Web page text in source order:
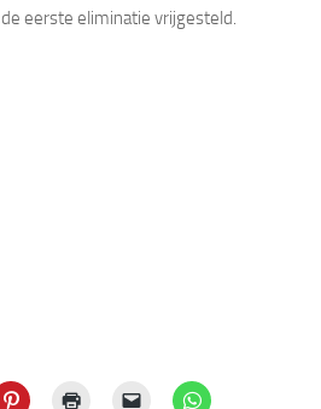
eerste eliminatie vrijgesteld.